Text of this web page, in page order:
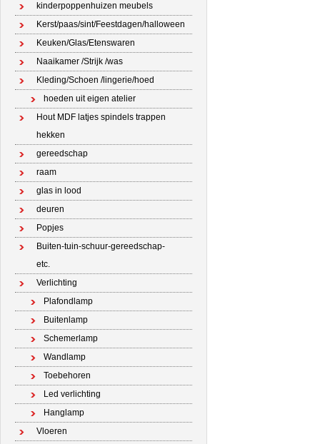
kinderpoppenhuizen meubels
Kerst/paas/sint/Feestdagen/halloween
Keuken/Glas/Etenswaren
Naaikamer /Strijk /was
Kleding/Schoen /lingerie/hoed
hoeden uit eigen atelier
Hout MDF latjes spindels trappen
hekken
gereedschap
raam
glas in lood
deuren
Popjes
Buiten-tuin-schuur-gereedschap-
etc.
Verlichting
Plafondlamp
Buitenlamp
Schemerlamp
Wandlamp
Toebehoren
Led verlichting
Hanglamp
Vloeren